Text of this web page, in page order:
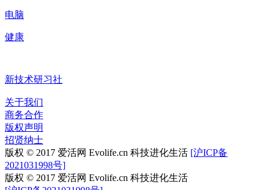
电脑
健康
新技术研习社
关于我们
商务合作
版权声明
招贤纳士
版权 © 2017 爱活网 Evolife.cn 科技进化生活 [沪ICP备
2021031998号]
版权 © 2017 爱活网 Evolife.cn 科技进化生活